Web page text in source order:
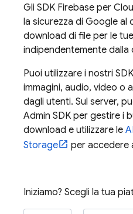
Gli SDK Firebase per
la sicurezza di Google al
download di file per le
indipendentemente dalla
Puoi utilizzare i nostri
immagini, audio, video o
dagli utenti. Sul server,
Admin SDK per gestire i
download e utilizzare le
Storage
per accedere
Iniziamo? Scegli la tua